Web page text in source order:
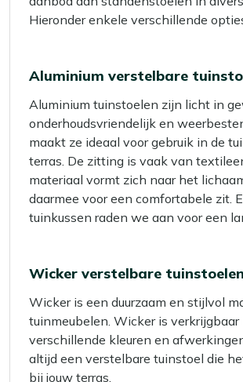
Hieronder enkele verschillende
Aluminium verstelbare
Aluminium tuinstoelen zijn licht in
onderhoudsvriendelijk en
maakt ze ideaal voor gebruik in de
terras. De zitting is vaak van
materiaal vormt zich naar het
daarmee voor een comfortabele zit.
tuinkussen raden we aan voor een
Wicker verstelbare tuinstoelen
Wicker is een duurzaam en stijlvol
tuinmeubelen. Wicker is verkrijgbaar
verschillende kleuren en
altijd een verstelbare tuinstoel die
bij jouw terras.